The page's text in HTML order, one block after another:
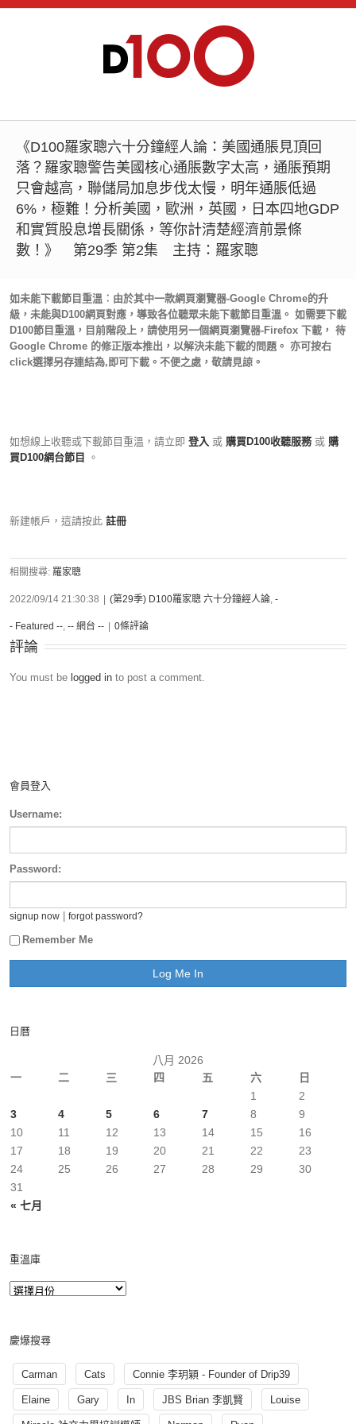
《D100羅家聰六十分鐘經人論：美國通脹見頂回
落？羅家聰警告美國核心通脹數字太高，通脹預期
只會越高，聯儲局加息步伐太慢，明年通脹低過
6%，極難！分析美國，歐洲，英國，日本四地GDP
和實質股息增長關係，等你計清楚經濟前景條
數！》 第29季 第2集 主持：羅家聰
如未能下載節目重溫︰由於其中一款網頁瀏覽器-Google Chrome的升
級，未能與D100網頁對應，導致各位聽眾未能下載節目重溫。 如需要下載
D100節目重溫，目前階段上，請使用另一個網頁瀏覽器-Firefox 下載， 待
Google Chrome 的修正版本推出，以解決未能下載的問題。 亦可按右
click選擇另存連結為,即可下載。不便之處，敬請見諒。
如想線上收聽或下載節目重溫，請立即 登入 或 購買D100收聽服務 或 購
買D100網台節目
。
新建帳戶，這請按此 註冊
相關搜尋: 羅家聰
2022/09/14 21:30:38 (第29季) D100羅家聰 六十分鐘經人論, -
- Featured --, -- 網台 -- 0條評論
評論
You must be logged in to post a comment.
會員登入
Username:
Password:
signup now forgot password?
Remember Me
日曆
八月 2026
一
二 三 四 五 六 日
« 七月
1
2
3
4 5 6 7 8
9
10
11 12 13 14 15
16
17
18 19 20 21 22
23
24
25 26 27 28 29
30
31
重溫庫
慶爆搜尋
Carman Cats Connie 李玥穎 - Founder of Drip39
Elaine Gary In JBS Brian 李凱賢 Louise